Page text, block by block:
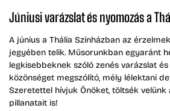
Júniusi varázslat és nyomozás a
A június a Thália Színházban az
jegyében telik. Műsorunkban egyaránt
legkisebbeknek szóló zenés varázslat
közönséget megszólító, mély lélektani
Szeretettel hívjuk Önöket, töltsék velünk
pillanatait is!